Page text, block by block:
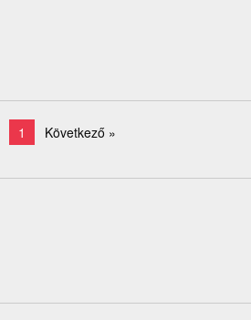
1 Következő »